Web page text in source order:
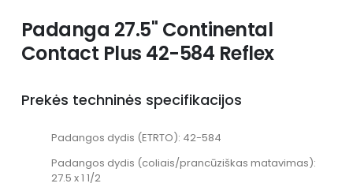
Padanga 27.5" Continental
Contact Plus 42-584 Reflex
Prekės techninės specifikacijos
Padangos dydis (ETRTO): 42-584
Padangos dydis (coliais/prancūziškas matavimas):
27.5 x 1 1/2